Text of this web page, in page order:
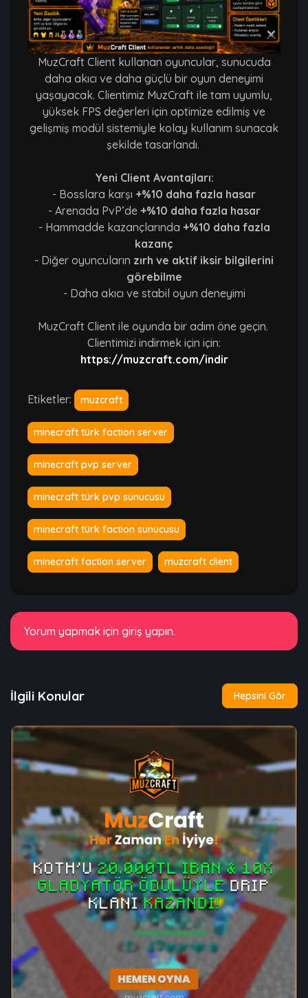
MuzCraft Client kullanan oyuncular, sunucuda
daha akıcı ve daha güçlü bir oyun deneyimi
yaşayacak. Clientimiz MuzCraft ile tam uyumlu,
yüksek FPS değerleri için optimize edilmiş ve
gelişmiş modül sistemiyle kolay kullanım sunacak
şekilde tasarlandı.
Yeni Client Avantajları:
- Bosslara karşı +%10 daha fazla hasar
- Arenada PvP’de +%10 daha fazla hasar
- Hammadde kazançlarında +%10 daha fazla
kazanç
- Diğer oyuncuların zırh ve aktif iksir bilgilerini
görebilme
- Daha akıcı ve stabil oyun deneyimi
MuzCraft Client ile oyunda bir adım öne geçin.
Clientimizi indirmek için için:
https://muzcraft.com/indir
Etiketler: muzcraft
minecraft türk faction server
minecraft pvp server
minecraft türk pvp sunucusu
minecraft türk faction sunucusu
minecraft faction server muzcraft client
Yorum yapmak için giriş yapın.
İlgili Konular Hepsini Gör